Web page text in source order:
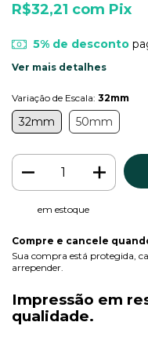
R$32,21 com Pix
5% de desconto
Ver mais detalhes
Variação de Escala: 32mm
32mm 50mm
em estoque
Compre e cancele
Sua compra está protegida,
arrepender.
Impressão em
qualidade.